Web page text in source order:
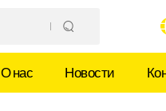
О нас Новости